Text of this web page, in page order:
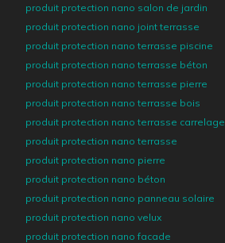
produit protection nano salon de jardin
produit protection nano joint terrasse
produit protection nano terrasse piscine
produit protection nano terrasse béton
produit protection nano terrasse pierre
produit protection nano terrasse bois
produit protection nano terrasse carrelage
produit protection nano terrasse
produit protection nano pierre
produit protection nano béton
produit protection nano panneau solaire
produit protection nano velux
produit protection nano facade